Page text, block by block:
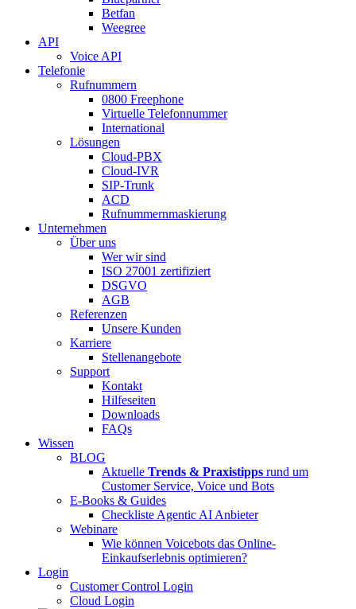
Betfan
Weegree
API
Voice API
Telefonie
Rufnummern
0800 Freephone
Virtuelle Telefonnummer
International
Lösungen
Cloud-PBX
Cloud-IVR
SIP-Trunk
ACD
Rufnummernmaskierung
Unternehmen
Über uns
Wer wir sind
ISO 27001 zertifiziert
DSGVO
AGB
Referenzen
Unsere Kunden
Karriere
Stellenangebote
Support
Kontakt
Hilfeseiten
Downloads
FAQs
Wissen
BLOG
Aktuelle Trends & Praxistipps rund um
Customer Service, Voice und Bots
E-Books & Guides
Checkliste Agentic AI Anbieter
Webinare
Wie können Voicebots das Online-
Einkaufserlebnis optimieren?
Login
Customer Control Login
Cloud Login